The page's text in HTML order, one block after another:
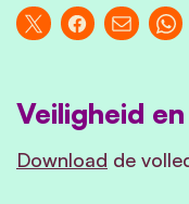
Veiligheid
Download de